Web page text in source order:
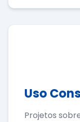
Uso
Projetos